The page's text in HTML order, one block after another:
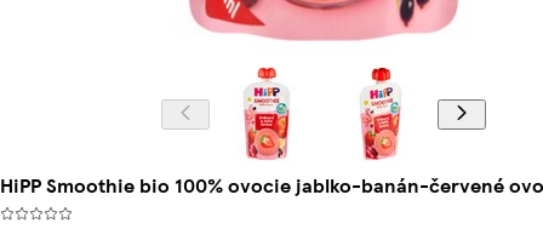
HiPP Smoothie bio 100% ovocie jablko-banán-červené